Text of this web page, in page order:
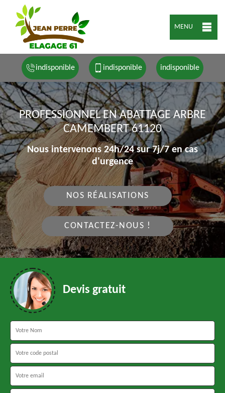
MENU
indisponible indisponible indisponible
PROFESSIONNEL EN ABATTAGE ARBRE
CAMEMBERT 61120
Nous intervenons 24h/24 sur 7j/7 en cas
d'urgence
NOS RÉALISATIONS
CONTACTEZ-NOUS !
Devis gratuit